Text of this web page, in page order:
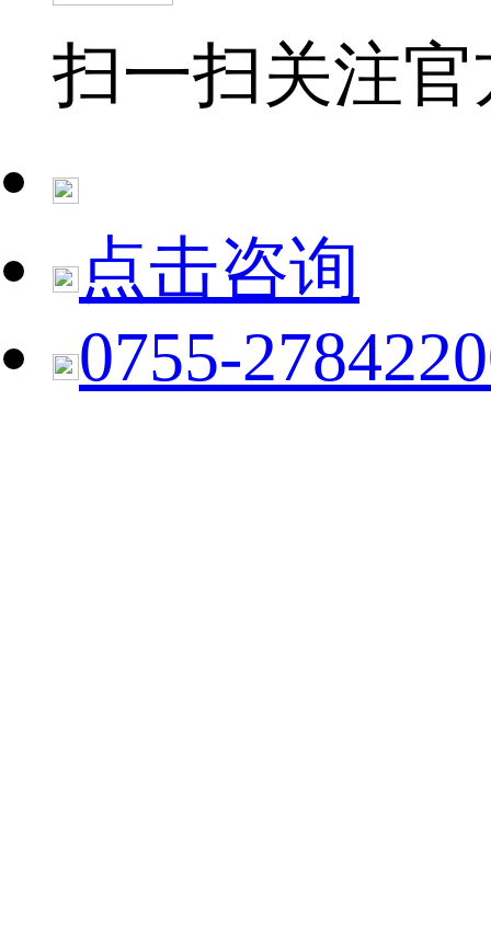
扫一扫关注
点击咨询
0755-